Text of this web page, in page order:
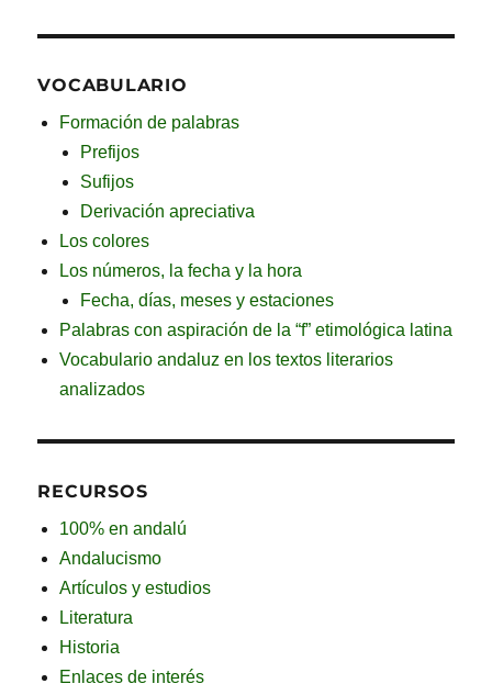
VOCABULARIO
Formación de palabras
Prefijos
Sufijos
Derivación apreciativa
Los colores
Los números, la fecha y la hora
Fecha, días, meses y estaciones
Palabras con aspiración de la “f” etimológica latina
Vocabulario andaluz en los textos literarios
analizados
RECURSOS
100% en andalú
Andalucismo
Artículos y estudios
Literatura
Historia
Enlaces de interés